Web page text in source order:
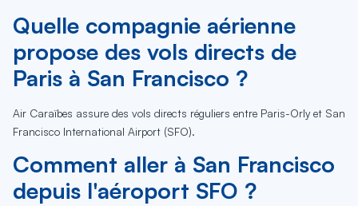
Quelle compagnie aérienne
propose des vols directs de
Paris à San Francisco ?
Air Caraïbes assure des vols directs réguliers entre Paris-Orly et San
Francisco International Airport (SFO).
Comment aller à San Francisco
depuis l'aéroport SFO ?